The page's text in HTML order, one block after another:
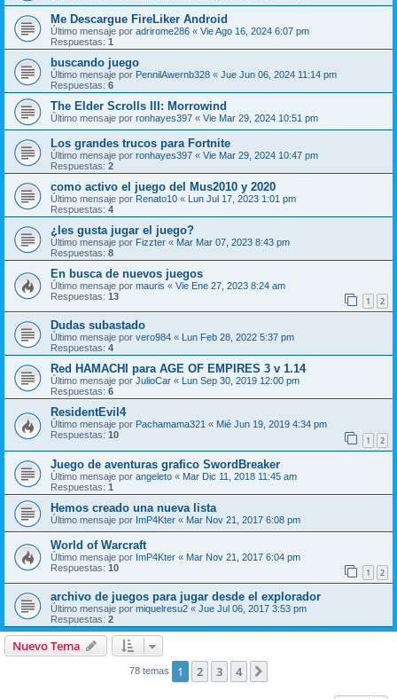
Me Descargue FireLiker Android
Último mensaje por adrirome286 « Vie Ago 16, 2024 6:07 pm
Respuestas: 1
buscando juego
Último mensaje por PennilAwernb328 « Jue Jun 06, 2024 11:14 pm
Respuestas: 6
The Elder Scrolls III: Morrowind
Último mensaje por ronhayes397 « Vie Mar 29, 2024 10:51 pm
Los grandes trucos para Fortnite
Último mensaje por ronhayes397 « Vie Mar 29, 2024 10:47 pm
Respuestas: 2
como activo el juego del Mus2010 y 2020
Último mensaje por Renato10 « Lun Jul 17, 2023 1:01 pm
Respuestas: 4
¿les gusta jugar el juego?
Último mensaje por Fizzter « Mar Mar 07, 2023 8:43 pm
Respuestas: 8
En busca de nuevos juegos
Último mensaje por mauris « Vie Ene 27, 2023 8:24 am
Respuestas: 13 1 2
Dudas subastado
Último mensaje por vero984 « Lun Feb 28, 2022 5:37 pm
Respuestas: 4
Red HAMACHI para AGE OF EMPIRES 3 v 1.14
Último mensaje por JulioCar « Lun Sep 30, 2019 12:00 pm
Respuestas: 6
ResidentEvil4
Último mensaje por Pachamama321 « Mié Jun 19, 2019 4:34 pm
Respuestas: 10 1 2
Juego de aventuras grafico SwordBreaker
Último mensaje por angeleto « Mar Dic 11, 2018 11:45 am
Respuestas: 1
Hemos creado una nueva lista
Último mensaje por ImP4Kter « Mar Nov 21, 2017 6:08 pm
World of Warcraft
Último mensaje por ImP4Kter « Mar Nov 21, 2017 6:04 pm
Respuestas: 10 1 2
archivo de juegos para jugar desde el explorador
Último mensaje por miquelresu2 « Jue Jul 06, 2017 3:53 pm
Respuestas: 2
Nuevo Tema
78 temas 1 2 3 4